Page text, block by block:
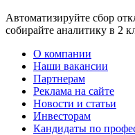
Автоматизируйте сбор
собирайте аналитику в 2
О компании
Наши вакансии
Партнерам
Реклама на сайте
Новости и статьи
Инвесторам
Кандидаты по